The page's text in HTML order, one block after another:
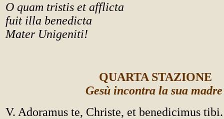
O quam tristis et afflicta
fuit illa benedicta
Mater Unigeniti!
QUARTA STAZIONE
Gesù incontra la sua
V. Adoramus te, Christe, et benedicimus tibi.